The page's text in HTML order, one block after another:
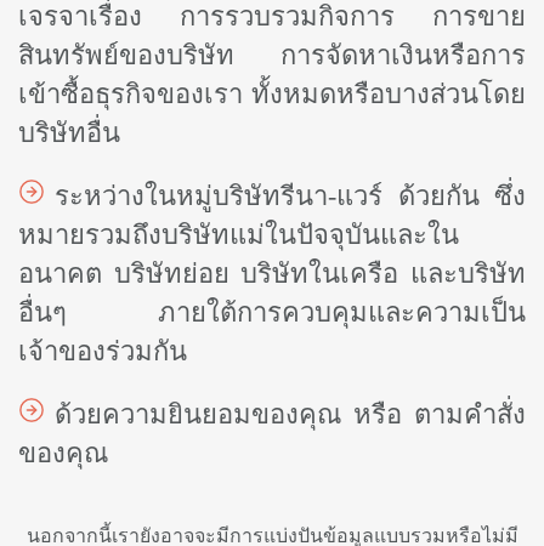
เจรจาเรื่อง การรวบรวมกิจการ การขาย
สินทรัพย์ของบริษัท การจัดหาเงินหรือการ
เข้าซื้อธุรกิจของเรา ทั้งหมดหรือบางส่วนโดย
บริษัทอื่น
ระหว่างในหมู่บริษัทรีนา-แวร์ ด้วยกัน ซึ่ง
หมายรวมถึงบริษัทแม่ในปัจจุบันและใน
อนาคต บริษัทย่อย บริษัทในเครือ และบริษัท
อื่นๆ ภายใต้การควบคุมและความเป็น
เจ้าของร่วมกัน
ด้วยความยินยอมของคุณ หรือ ตามคำสั่ง
ของคุณ
นอกจากนี้เรายังอาจจะมีการแบ่งปันข้อมูลแบบรวมหรือไม่มี